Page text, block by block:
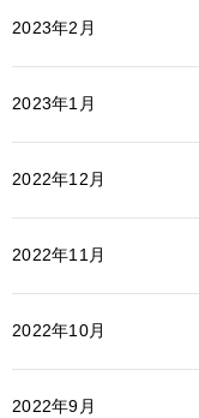
2023年2月
2023年1月
2022年12月
2022年11月
2022年10月
2022年9月